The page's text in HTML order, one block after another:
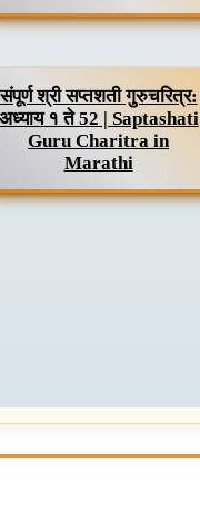
संपूर्ण श्री सप्तशती गुरुचरित्र:
अध्याय १ ते 52 | Saptashati
Guru Charitra in
Marathi